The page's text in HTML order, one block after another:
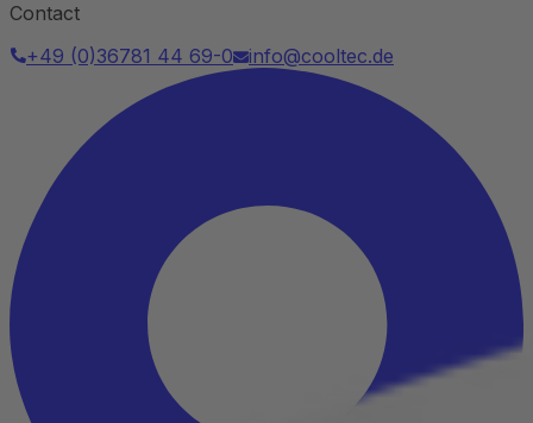
Contact
+49 (0)36781 44 69-0
info@cooltec.de